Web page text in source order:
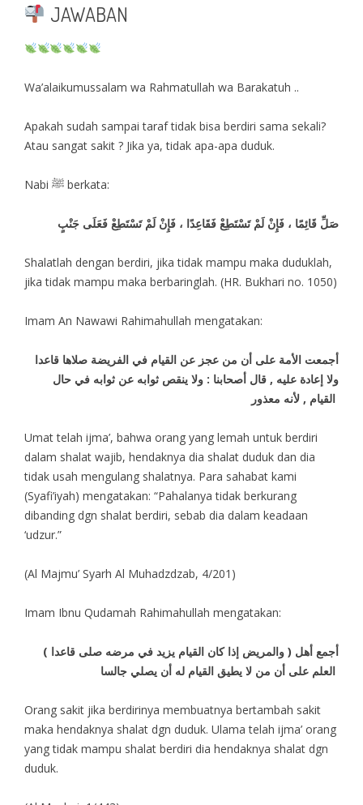
JAWABAN
Wa’alaikumussalam wa Rahmatullah wa Barakatuh ..
Apakah sudah sampai taraf tidak bisa berdiri sama sekali?
Atau sangat sakit ? Jika ya, tidak apa-apa duduk.
Nabi ﷺ berkata:
صَلِّ قَائِمًا ، فَإِنْ لَمْ تَسْتَطِعْ فَقَاعِدًا ، فَإِنْ لَمْ تَسْتَطِعْ فَعَلَى جَنْبٍ
Shalatlah dengan berdiri, jika tidak mampu maka duduklah,
jika tidak mampu maka berbaringlah. (HR. Bukhari no. 1050)
Imam An Nawawi Rahimahullah mengatakan:
أجمعت الأمة على أن من عجز عن القيام في الفريضة صلاها قاعدا
ولا إعادة عليه , قال أصحابنا : ولا ينقص ثوابه عن ثوابه في حال
Umat telah ijma’, bahwa orang yang lemah untuk berdiri
dalam shalat wajib, hendaknya dia shalat duduk dan dia
tidak usah mengulang shalatnya. Para sahabat kami
(Syafi’iyah) mengatakan: “Pahalanya tidak berkurang
dibanding dgn shalat berdiri, sebab dia dalam keadaan
‘udzur.”
(Al Majmu’ Syarh Al Muhadzdzab, 4/201)
Imam Ibnu Qudamah Rahimahullah mengatakan:
( والمريض إذا كان القيام يزيد في مرضه صلى قاعدا ) أجمع أهل
Orang sakit jika berdirinya membuatnya bertambah sakit
maka hendaknya shalat dgn duduk. Ulama telah ijma’ orang
yang tidak mampu shalat berdiri dia hendaknya shalat dgn
duduk.